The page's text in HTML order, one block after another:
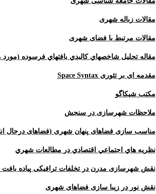
مقالات زباله شهری
مقالات مرتبط با فضای شهری
مقاله تحليل شاخصهاي كالبدي بافتهاي فرسوده (مورد
مقدمه ای بر تئوری Space Syntax
مکتب شیکاگو
ملاحظات شهرسازی در سنجش
مناسب سازی فضاهای پنهان شهری (فضاهای درحال
نظريه هاي اجتماعي اقتصادي در مطالعات شهري
نقش شهرسازی مدرن در تخلفات ترافیکی پیاده بافت
نقش نور در زیبا سازی فضاهای شهری